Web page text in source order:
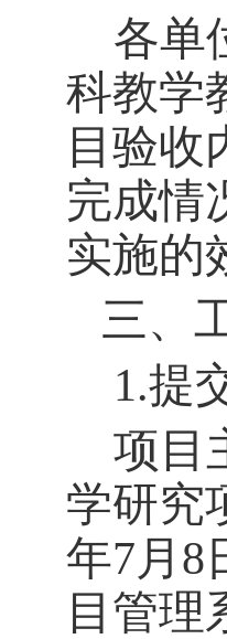
各单
科教学
目验收
完成情
实施的
三、
1.提
项目
学研究
年7月 8
目管理